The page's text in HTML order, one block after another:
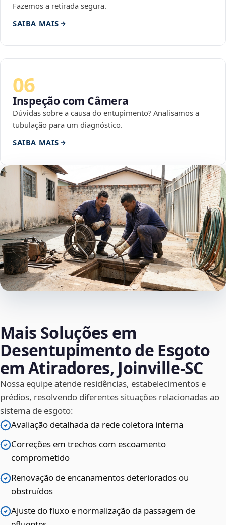
Fazemos a retirada segura.
SAIBA MAIS
06
Inspeção com Câmera
Dúvidas sobre a causa do entupimento? Analisamos a
tubulação para um diagnóstico.
SAIBA MAIS
Mais Soluções em
Desentupimento de Esgoto
em Atiradores, Joinville‑SC
Nossa equipe atende residências, estabelecimentos e
prédios, resolvendo diferentes situações relacionadas ao
sistema de esgoto:
Avaliação detalhada da rede coletora interna
Correções em trechos com escoamento
comprometido
Renovação de encanamentos deteriorados ou
obstruídos
Ajuste do fluxo e normalização da passagem de